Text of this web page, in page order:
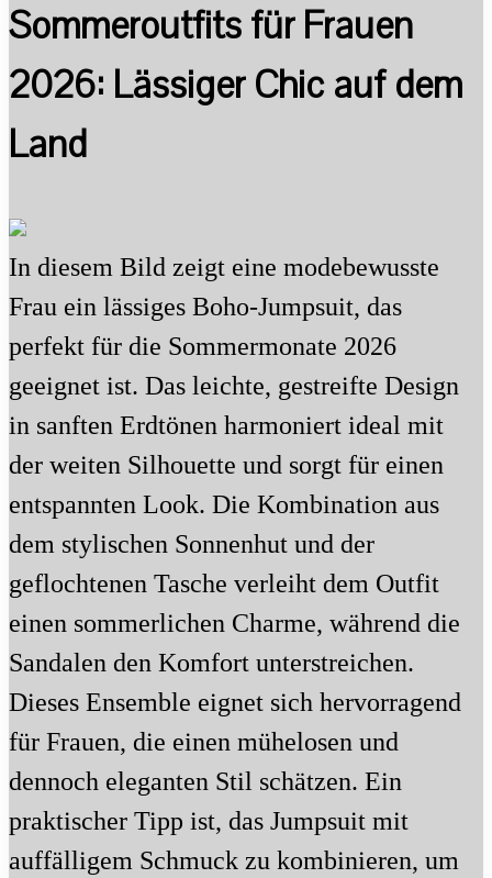
Sommeroutfits für Frauen
2026: Lässiger Chic auf dem
Land
In diesem Bild zeigt eine modebewusste
Frau ein lässiges Boho-Jumpsuit, das
perfekt für die Sommermonate 2026
geeignet ist. Das leichte, gestreifte Design
in sanften Erdtönen harmoniert ideal mit
der weiten Silhouette und sorgt für einen
entspannten Look. Die Kombination aus
dem stylischen Sonnenhut und der
geflochtenen Tasche verleiht dem Outfit
einen sommerlichen Charme, während die
Sandalen den Komfort unterstreichen.
Dieses Ensemble eignet sich hervorragend
für Frauen, die einen mühelosen und
dennoch eleganten Stil schätzen. Ein
praktischer Tipp ist, das Jumpsuit mit
auffälligem Schmuck zu kombinieren, um